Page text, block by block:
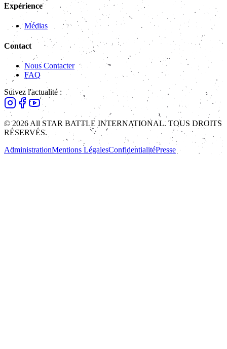
Expérience
Médias
Contact
Nous Contacter
FAQ
Suivez l'actualité :
© 2026 All STAR BATTLE INTERNATIONAL. TOUS DROITS
RÉSERVÉS.
AdministrationMentions LégalesConfidentialitéPresse